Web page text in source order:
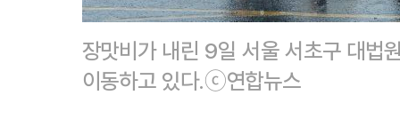
장맛비가 내린 9일 서울 서초구 대법
이동하고 있다.ⓒ연합뉴스